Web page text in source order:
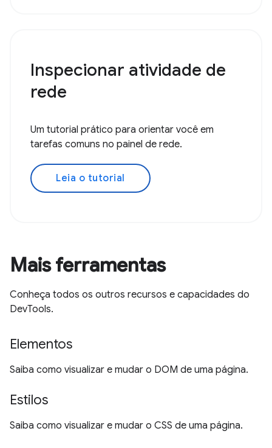
Inspecionar atividade de
rede
Um tutorial prático para orientar você em
tarefas comuns no painel de rede.
Leia o tutorial
Mais ferramentas
Conheça todos os outros recursos e capacidades do
DevTools.
Elementos
Saiba como visualizar e mudar o DOM de uma página.
Estilos
Saiba como visualizar e mudar o CSS de uma página.